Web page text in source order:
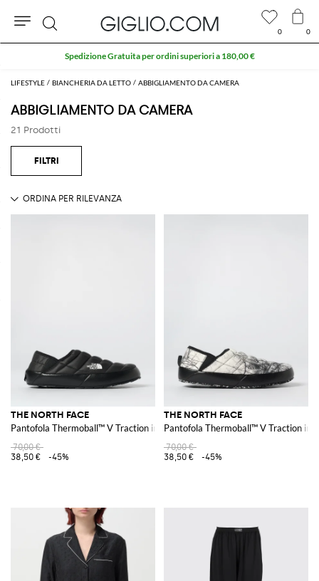
LIFESTYLE BIANCHERIA DA LETTO ABBIGLIAMENTO DA CAMERA
ABBIGLIAMENTO DA CAMERA
21 Prodotti
THE NORTH FACE
Pantofola Thermoball™ V Traction in nylon riciclato
70,00 €
38,50 €
-45%
THE NORTH FACE
Pantofola Thermoball™ V Traction in
70,00 €
38,50 €
-45%
0 0
Cerca
Spedizione Gratuita per ordini superiori a 180,00 €